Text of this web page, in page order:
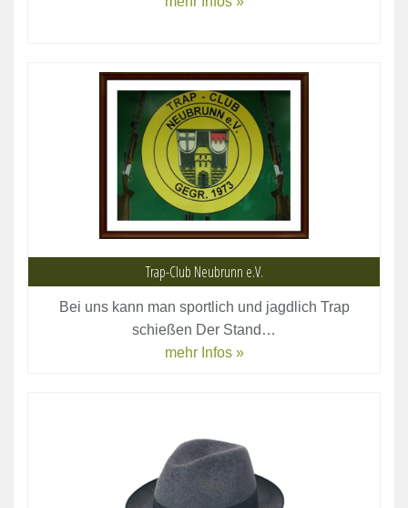
Trap-Club Neubrunn e.V.
Bei uns kann man sportlich und jagdlich Trap
schießen Der Stand…
mehr Infos »